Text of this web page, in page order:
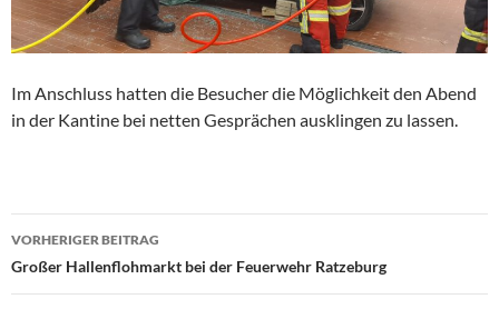
Im Anschluss hatten die Besucher die Möglichkeit den Abend
in der Kantine bei netten Gesprächen ausklingen zu lassen.
Beitragsnavigation
VORHERIGER BEITRAG
Großer Hallenflohmarkt bei der Feuerwehr Ratzeburg